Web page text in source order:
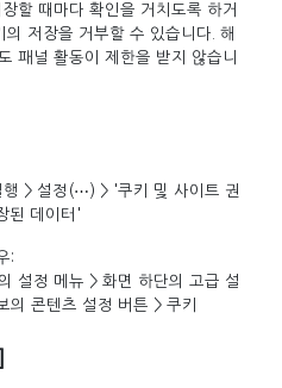
할 때마다 확인을 거치도록 하거
의 저장을 거부할 수 있습니다. 해
패널 활동이 제한을 받지 않습니
행 > 설정(⋯) > '쿠키 및 사이트 권
된 데이터'
:
설정 메뉴 > 화면 하단의 고급 설
의 콘텐츠 설정 버튼 > 쿠키